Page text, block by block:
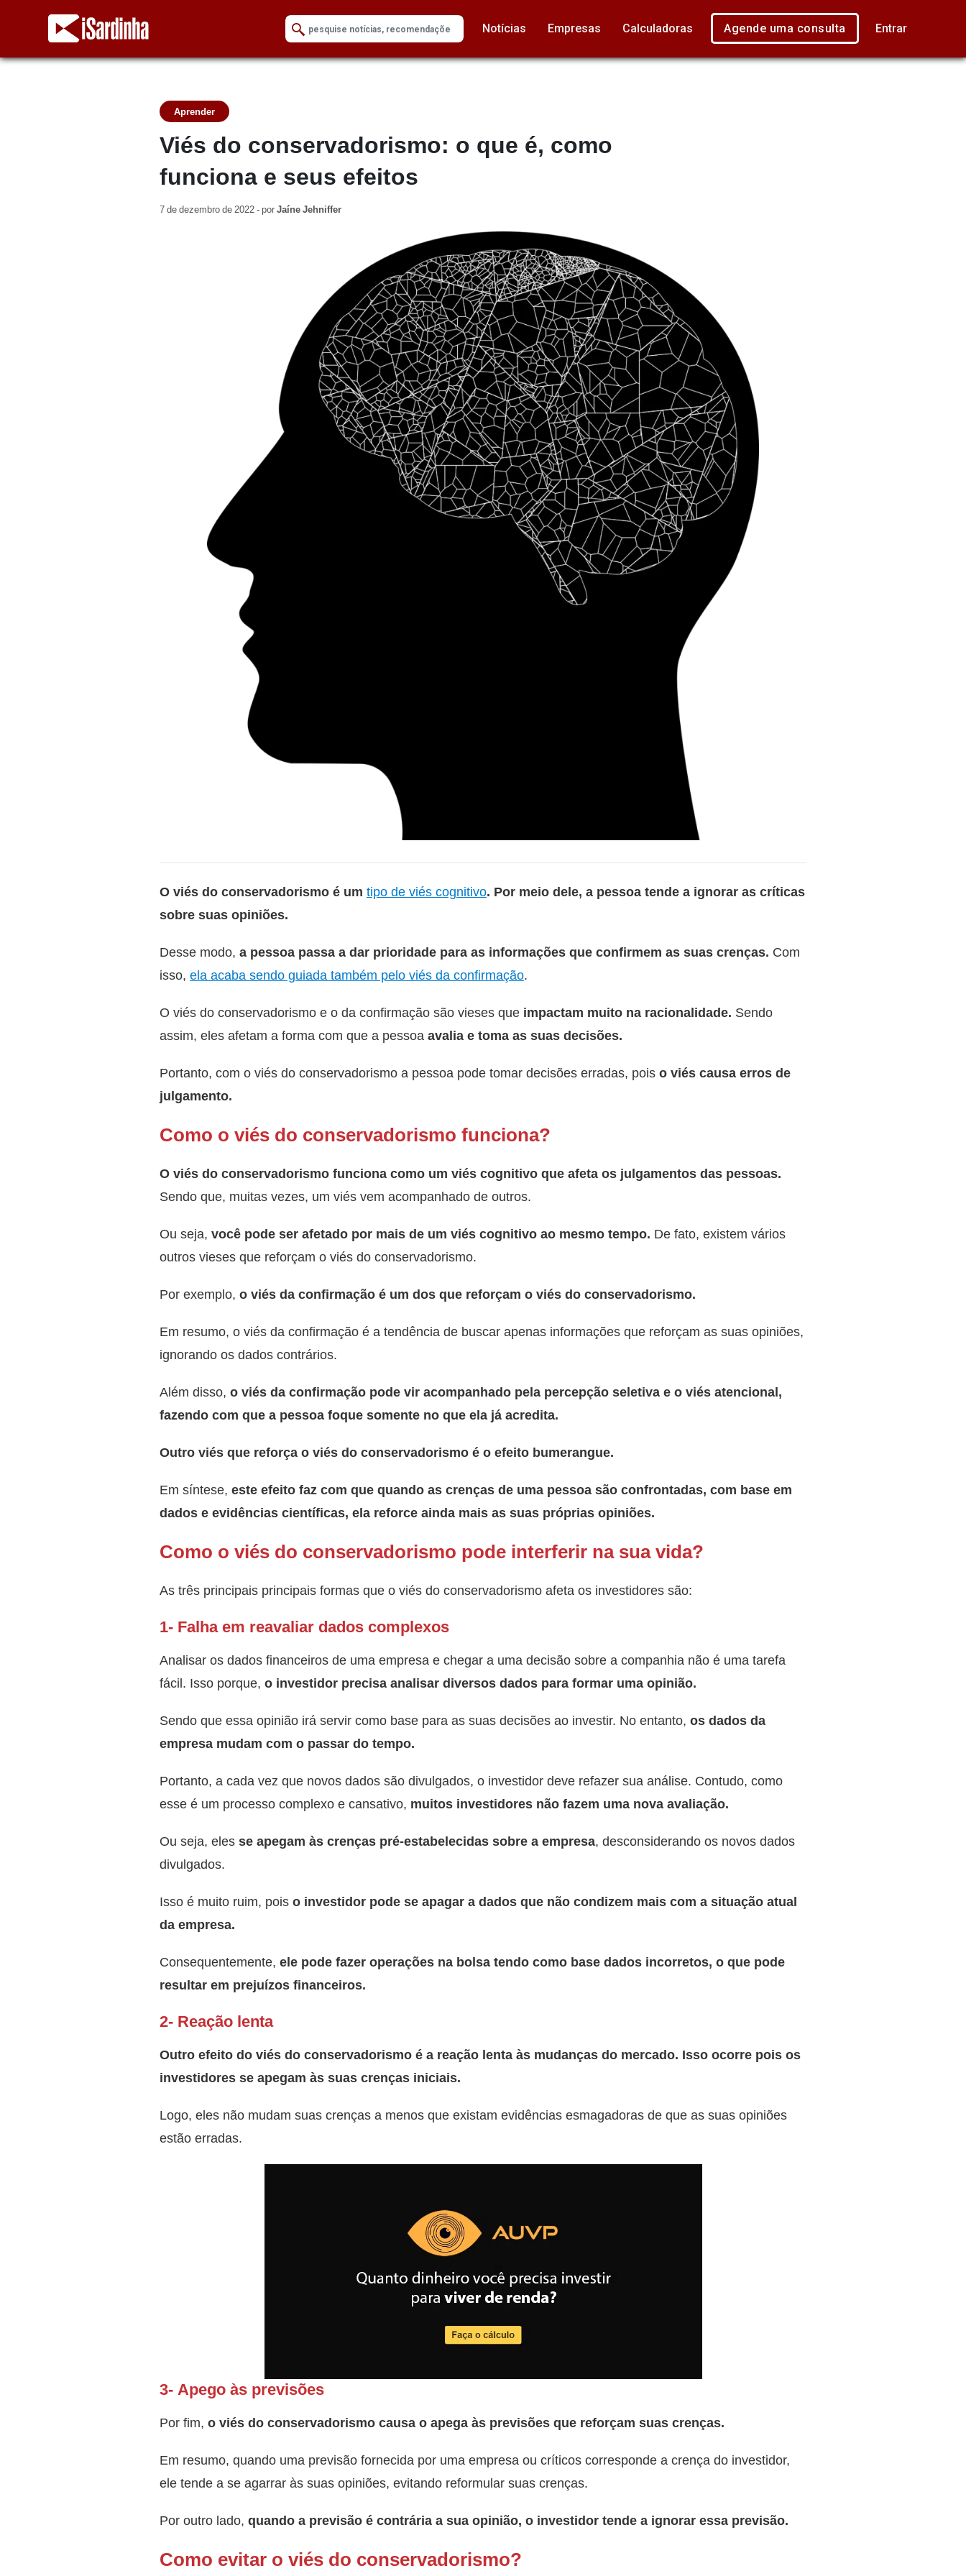
Notícias Empresas Calculadoras Agende uma consulta Entrar
Aprender
Viés do conservadorismo: o que é, como
funciona e seus efeitos
7 de dezembro de 2022 - porJaíne Jehniffer
O viés do conservadorismo é um tipo de viés cognitivo. Por meio dele, a pessoa tende a ignorar as críticas
sobre suas opiniões.
Desse modo, a pessoa passa a dar prioridade para as informações que confirmem as suas crenças. Com
isso, ela acaba sendo guiada também pelo viés da confirmação.
O viés do conservadorismo e o da confirmação são vieses que impactam muito na racionalidade. Sendo
assim, eles afetam a forma com que a pessoa avalia e toma as suas decisões.
Portanto, com o viés do conservadorismo a pessoa pode tomar decisões erradas, pois o viés causa erros de
julgamento.
Como o viés do conservadorismo funciona?
O viés do conservadorismo funciona como um viés cognitivo que afeta os julgamentos das pessoas.
Sendo que, muitas vezes, um viés vem acompanhado de outros.
Ou seja, você pode ser afetado por mais de um viés cognitivo ao mesmo tempo. De fato, existem vários
outros vieses que reforçam o viés do conservadorismo.
Por exemplo, o viés da confirmação é um dos que reforçam o viés do conservadorismo.
Em resumo, o viés da confirmação é a tendência de buscar apenas informações que reforçam as suas opiniões,
ignorando os dados contrários.
Além disso, o viés da confirmação pode vir acompanhado pela percepção seletiva e o viés atencional,
fazendo com que a pessoa foque somente no que ela já acredita.
Outro viés que reforça o viés do conservadorismo é o efeito bumerangue.
Em síntese, este efeito faz com que quando as crenças de uma pessoa são confrontadas, com base em
dados e evidências científicas, ela reforce ainda mais as suas próprias opiniões.
Como o viés do conservadorismo pode interferir na sua vida?
As três principais principais formas que o viés do conservadorismo afeta os investidores são:
1- Falha em reavaliar dados complexos
Analisar os dados financeiros de uma empresa e chegar a uma decisão sobre a companhia não é uma tarefa
fácil. Isso porque, o investidor precisa analisar diversos dados para formar uma opinião.
Sendo que essa opinião irá servir como base para as suas decisões ao investir. No entanto, os dados da
empresa mudam com o passar do tempo.
Portanto, a cada vez que novos dados são divulgados, o investidor deve refazer sua análise. Contudo, como
esse é um processo complexo e cansativo, muitos investidores não fazem uma nova avaliação.
Ou seja, eles se apegam às crenças pré-estabelecidas sobre a empresa, desconsiderando os novos dados
divulgados.
Isso é muito ruim, pois o investidor pode se apagar a dados que não condizem mais com a situação atual
da empresa.
Consequentemente, ele pode fazer operações na bolsa tendo como base dados incorretos, o que pode
resultar em prejuízos financeiros.
2- Reação lenta
Outro efeito do viés do conservadorismo é a reação lenta às mudanças do mercado. Isso ocorre pois os
investidores se apegam às suas crenças iniciais.
Logo, eles não mudam suas crenças a menos que existam evidências esmagadoras de que as suas opiniões
estão erradas.
3- Apego às previsões
Por fim, o viés do conservadorismo causa o apega às previsões que reforçam suas crenças.
Em resumo, quando uma previsão fornecida por uma empresa ou críticos corresponde a crença do investidor,
ele tende a se agarrar às suas opiniões, evitando reformular suas crenças.
Por outro lado, quando a previsão é contrária a sua opinião, o investidor tende a ignorar essa previsão.
Como evitar o viés do conservadorismo?